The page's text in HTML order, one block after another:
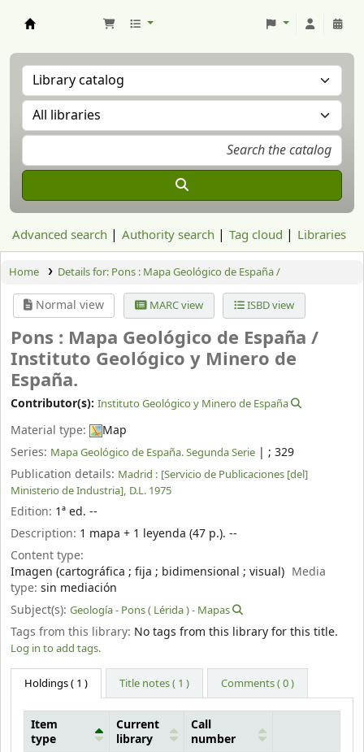
Advanced search Authority search Tag cloud Libraries
Home Details for: Pons : Mapa Geológico de España /
Normal view MARC view ISBD view
Pons : Mapa Geológico de España /
Instituto Geológico y Minero de
España.
Contributor(s): Instituto Geológico y Minero de España
Material type:
Map
Series: Mapa Geológico de España. Segunda Serie | ; 329
Publication details: Madrid : [Servicio de Publicaciones [del]
Ministerio de Industria], D.L. 1975
Edition: 1ª ed. --
Description: 1 mapa + 1 leyenda (47 p.). --
Content type:
Imagen (cartográfica ; fija ; bidimensional ; visual) Media
type: sin mediación
Subject(s): Geología - Pons ( Lérida ) - Mapas
Tags from this library: No tags from this library for this title.
Log in to add tags.
Holdings( 1 ) Title notes ( 1 ) Comments ( 0 )
Item
type
Current
library
Call
number